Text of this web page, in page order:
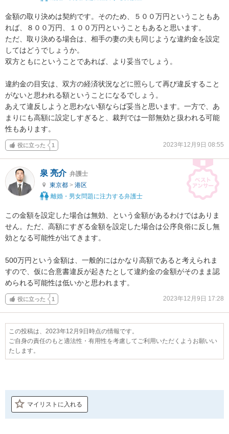
金額の取り決めは契約です。そのため、５００万円ということもあ
れば、８００万円、１００万円ということもあると思います。
ただ、取り決める場合は、相手の妻の夫も同じような違約金を設定
してはどうでしょうか。
双方ともにということであれば、より妥当でしょう。
違約金の目安は、双方の経済状況などに照らして再び違反すること
がないと思われる額ということになるでしょう。
あえて違反しようと思わない額ならば妥当と思います。一方で、あ
まりにも高額に設定しすぎると、裁判では一部無効と扱われる可能
性もあります。
役に立った 1 2023年12月9日 08:55
泉 亮介 弁護士
東京都 > 港区
離婚・男女問題に注力する弁護士
この金額を設定した場合は無効、という金額があるわけではありま
せん。ただ、高額にすぎる金額を設定した場合は公序良俗に反し無
効となる可能性が出てきます。
500万円という金額は、一般的にはかなり高額であると考えられま
すので、仮に合意書違反が起きたとして違約金の金額がそのまま認
められる可能性は低いかと思われます。
役に立った 1 2023年12月9日 17:28
この投稿は、2023年12月9日時点の情報です。
ご自身の責任のもと適法性・有用性を考慮してご利用いただくようお願いい
たします。
マイリストに入れる